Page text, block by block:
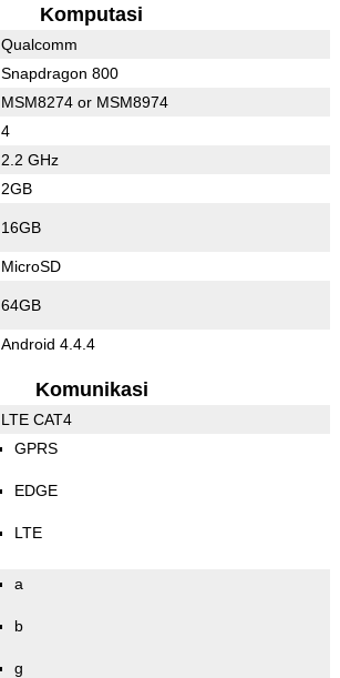
Komputasi
Qualcomm
Snapdragon 800
MSM8274 or MSM8974
4
2.2 GHz
2GB
16GB
MicroSD
64GB
Android 4.4.4
Komunikasi
LTE CAT4
GPRS
EDGE
LTE
a
b
g